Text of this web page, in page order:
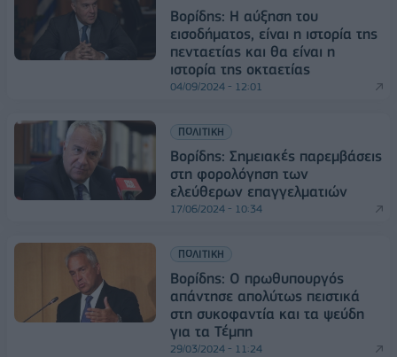
Βορίδης: Η αύξηση του
εισοδήματος, είναι η ιστορία της
πενταετίας και θα είναι η
ιστορία της οκταετίας
04/09/2024 - 12:01
ΠΟΛΙΤΙΚΗ
Βορίδης: Σημειακές παρεμβάσεις
στη φορολόγηση των
ελεύθερων επαγγελματιών
17/06/2024 - 10:34
ΠΟΛΙΤΙΚΗ
Βορίδης: Ο πρωθυπουργός
απάντησε απολύτως πειστικά
στη συκοφαντία και τα ψεύδη
για τα Τέμπη
29/03/2024 - 11:24